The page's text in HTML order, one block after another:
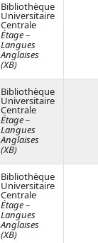
Bibliothèque
Universitaire
Centrale
Étage –
Langues
Anglaises
(XB)
Bibliothèque
Universitaire
Centrale
Étage –
Langues
Anglaises
(XB)
Bibliothèque
Universitaire
Centrale
Étage –
Langues
Anglaises
(XB)